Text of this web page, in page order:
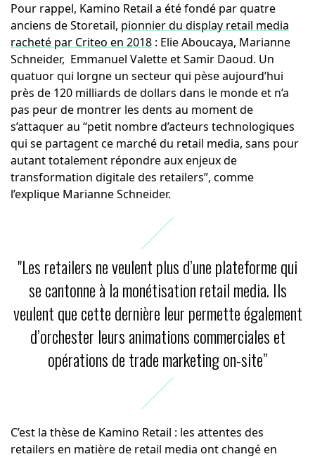
Pour rappel, Kamino Retail a été fondé par quatre
anciens de Storetail, pionnier du display retail media
racheté par Criteo en 2018: Elie Aboucaya, Marianne
Schneider, Emmanuel Valette et Samir Daoud. Un
quatuor qui lorgne un secteur qui pèse aujourd’hui
près de 120 milliards de dollars dans le monde et n’a
pas peur de montrer les dents au moment de
s’attaquer au “petit nombre d’acteurs technologiques
qui se partagent ce marché du retail media, sans pour
autant totalement répondre aux enjeux de
transformation digitale des retailers”, comme
l’explique Marianne Schneider.
"Les retailers ne veulent plus d’une plateforme qui
se cantonne à la monétisation retail media. Ils
veulent que cette dernière leur permette également
d’orchester leurs animations commerciales et
opérations de trade marketing on-site”
C’est la thèse de Kamino Retail : les attentes des
retailers en matière de retail media ont changé en